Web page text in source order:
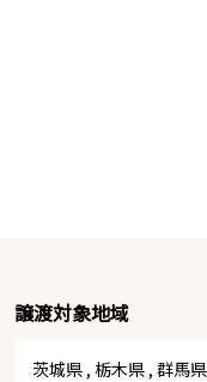
譲渡対象地域
茨城県 , 栃木県 , 群馬県